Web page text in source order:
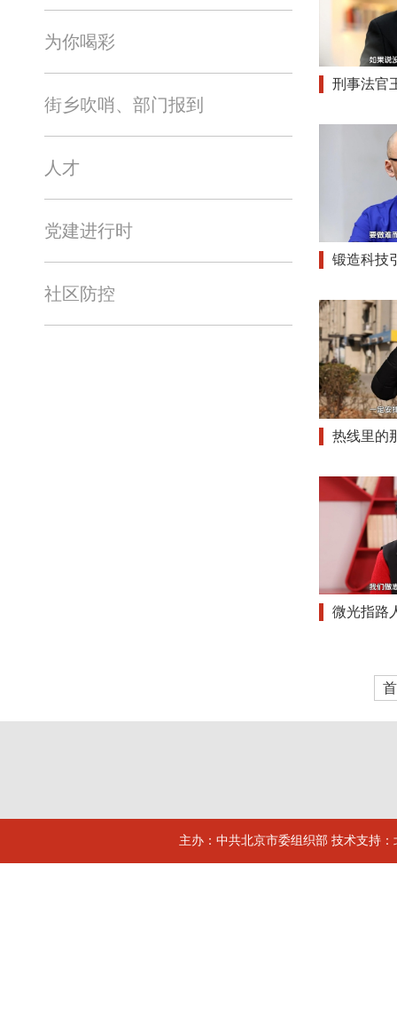
为你喝彩
街乡吹哨、部门报到
人才
党建进行时
社区防控
刑事法官
锻造科技
热线里的
微光指路
主办：中共北京市委组织部 技术支持